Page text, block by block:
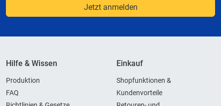
Jetzt anmelden
Hilfe & Wissen
Produktion
FAQ
Einkauf
Shopfunktionen &
Kundenvorteile